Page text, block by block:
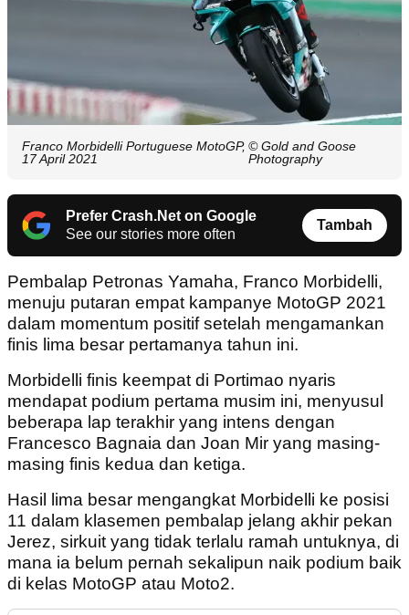
Franco Morbidelli Portuguese MotoGP,
17 April 2021
© Gold and Goose
Photography
Prefer Crash.Net on Google
See our stories more often
Tambah
Pembalap Petronas Yamaha, Franco Morbidelli,
menuju putaran empat kampanye MotoGP 2021
dalam momentum positif setelah mengamankan
finis lima besar pertamanya tahun ini.
Morbidelli finis keempat di Portimao nyaris
mendapat podium pertama musim ini, menyusul
beberapa lap terakhir yang intens dengan
Francesco Bagnaia dan Joan Mir yang masing-
masing finis kedua dan ketiga.
Hasil lima besar mengangkat Morbidelli ke posisi
11 dalam klasemen pembalap jelang akhir pekan
Jerez, sirkuit yang tidak terlalu ramah untuknya, di
mana ia belum pernah sekalipun naik podium baik
di kelas MotoGP atau Moto2.